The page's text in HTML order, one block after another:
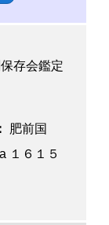
存会鑑定
肥前国
１６１５